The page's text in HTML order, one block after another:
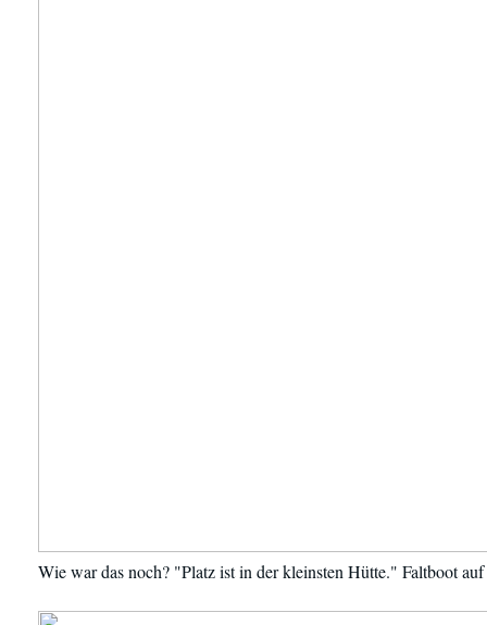
Wie war das noch? "Platz ist in der kleinsten Hütte." Faltboot auf